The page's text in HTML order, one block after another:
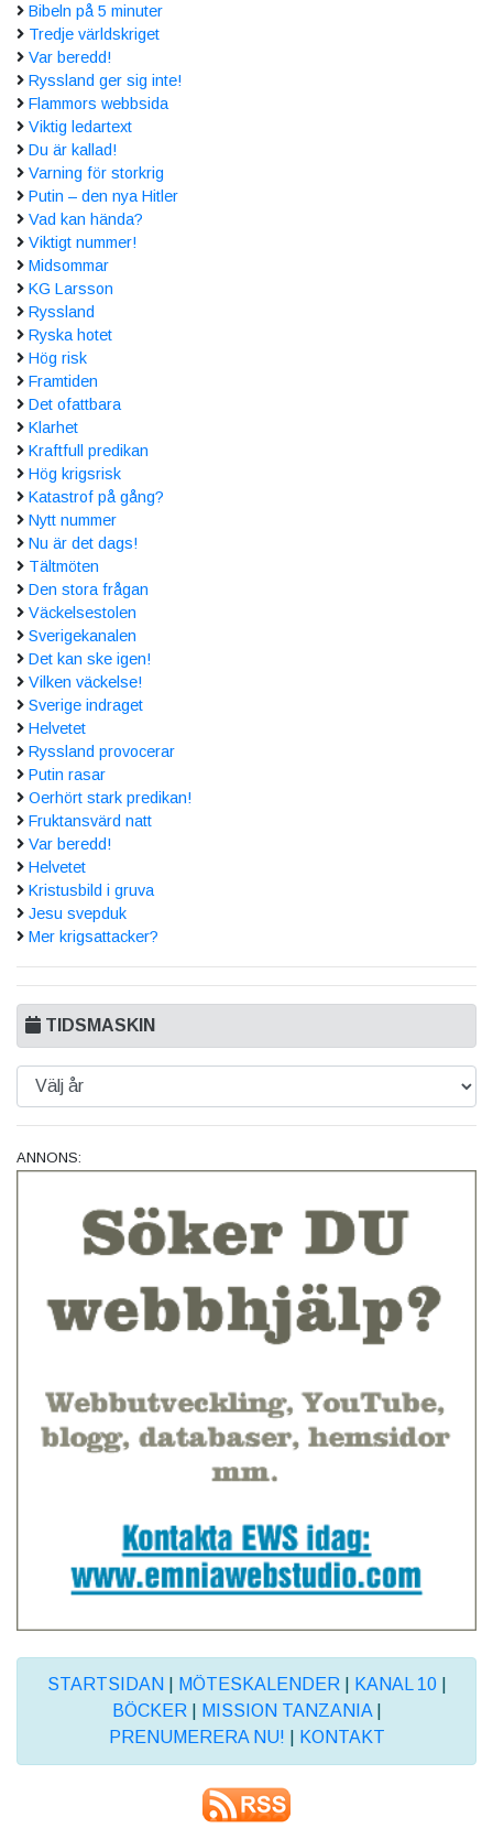
Bibeln på 5 minuter
Tredje världskriget
Var beredd!
Ryssland ger sig inte!
Flammors webbsida
Viktig ledartext
Du är kallad!
Varning för storkrig
Putin – den nya Hitler
Vad kan hända?
Viktigt nummer!
Midsommar
KG Larsson
Ryssland
Ryska hotet
Hög risk
Framtiden
Det ofattbara
Klarhet
Kraftfull predikan
Hög krigsrisk
Katastrof på gång?
Nytt nummer
Nu är det dags!
Tältmöten
Den stora frågan
Väckelsestolen
Sverigekanalen
Det kan ske igen!
Vilken väckelse!
Sverige indraget
Helvetet
Ryssland provocerar
Putin rasar
Oerhört stark predikan!
Fruktansvärd natt
Var beredd!
Helvetet
Kristusbild i gruva
Jesu svepduk
Mer krigsattacker?
TIDSMASKIN
ANNONS:
STARTSIDAN MÖTESKALENDER KANAL 10|
BÖCKER
MISSION TANZANIA|
PRENUMERERA NU!
KONTAKT